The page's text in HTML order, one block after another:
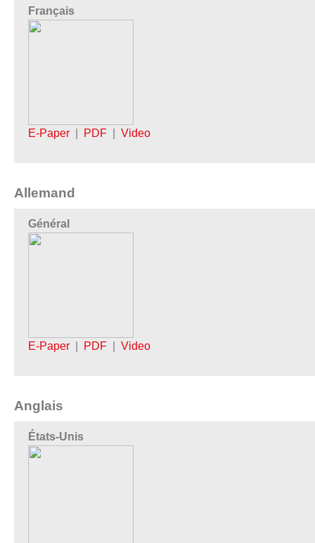
Français
E-Paper PDF Video
Allemand
Général
E-Paper PDF Video
Anglais
États-Unis